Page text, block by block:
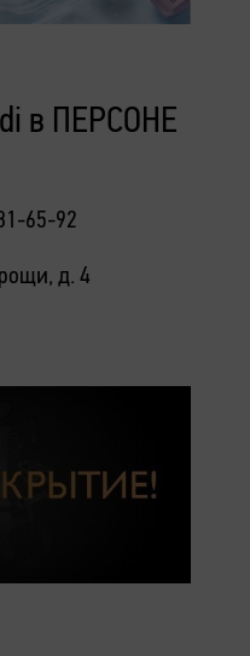
в ПЕРСОНЕ
65-92
д. 4